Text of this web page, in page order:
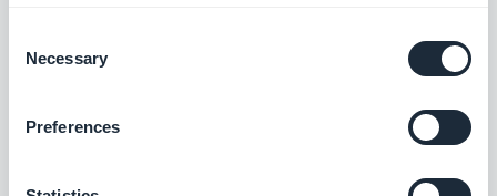
Selection
Necessary
Preferences